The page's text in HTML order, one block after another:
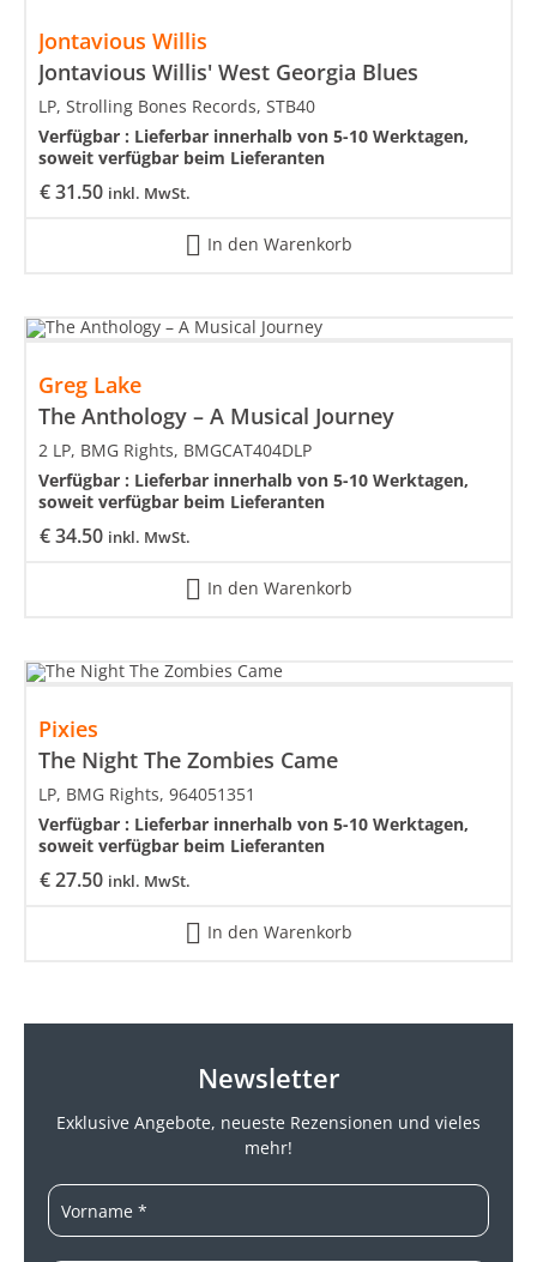
Jontavious Willis
Jontavious Willis' West Georgia Blues
€31.50 inkl. MwSt.
LP, Strolling Bones Records, STB40
Verfügbar : Lieferbar innerhalb von 5-10 Werktagen,
soweit verfügbar beim Lieferanten
In den Warenkorb
Greg Lake
The Anthology – A Musical Journey
€34.50 inkl. MwSt.
2 LP, BMG Rights, BMGCAT404DLP
Verfügbar : Lieferbar innerhalb von 5-10 Werktagen,
soweit verfügbar beim Lieferanten
In den Warenkorb
Pixies
The Night The Zombies Came
€27.50 inkl. MwSt.
LP, BMG Rights, 964051351
Verfügbar : Lieferbar innerhalb von 5-10 Werktagen,
soweit verfügbar beim Lieferanten
In den Warenkorb
Newsletter
Exklusive Angebote, neueste Rezensionen und vieles
mehr!